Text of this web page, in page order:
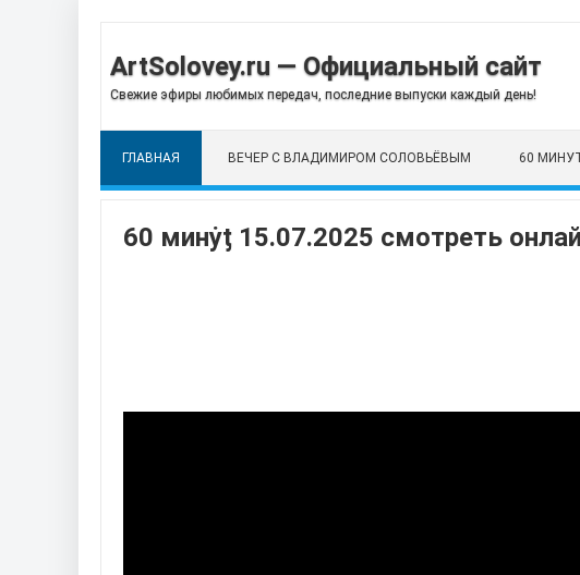
ArtSolovey.ru — Официальный сайт
Свежие эфиры любимых передач, последние выпуски каждый день!
ГЛАВНАЯ ВЕЧЕР С ВЛАДИМИРОМ СОЛОВЬЁВЫМ 60
60 минẏƫ 15.07.2025 смотреть